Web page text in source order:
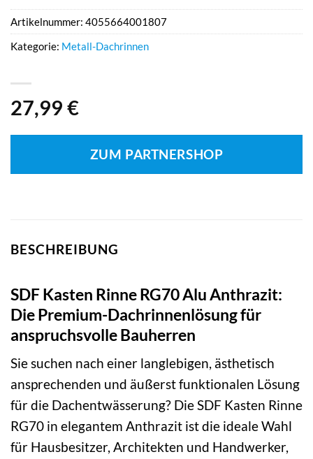
27,99 €
ZUM PARTNERSHOP
Artikelnummer: 4055664001807
Kategorie: Metall-Dachrinnen
BESCHREIBUNG
SDF Kasten Rinne RG70 Alu Anthrazit:
Die Premium-Dachrinnenlösung für
anspruchsvolle Bauherren
Sie suchen nach einer langlebigen, ästhetisch
ansprechenden und äußerst funktionalen Lösung
für die Dachentwässerung? Die SDF Kasten Rinne
RG70 in elegantem Anthrazit ist die ideale Wahl
für Hausbesitzer, Architekten und Handwerker,